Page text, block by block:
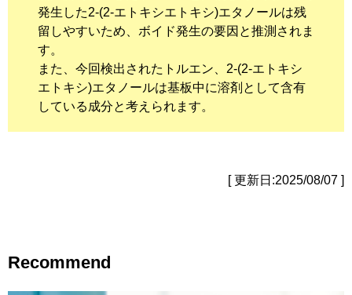
発生した2-(2-エトキシエトキシ)エタノールは残
留しやすいため、ボイド発生の要因と推測されま
す。
また、今回検出されたトルエン、2-(2-エトキシ
エトキシ)エタノールは基板中に溶剤として含有
している成分と考えられます。
[ 更新日:2025/08/07 ]
Recommend